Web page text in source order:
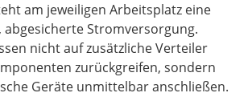
am jeweiligen Arbeitsplatz eine
abgesicherte Stromversorgung.
nicht auf zusätzliche Verteiler
zurückgreifen, sondern
Geräte unmittelbar anschließen.